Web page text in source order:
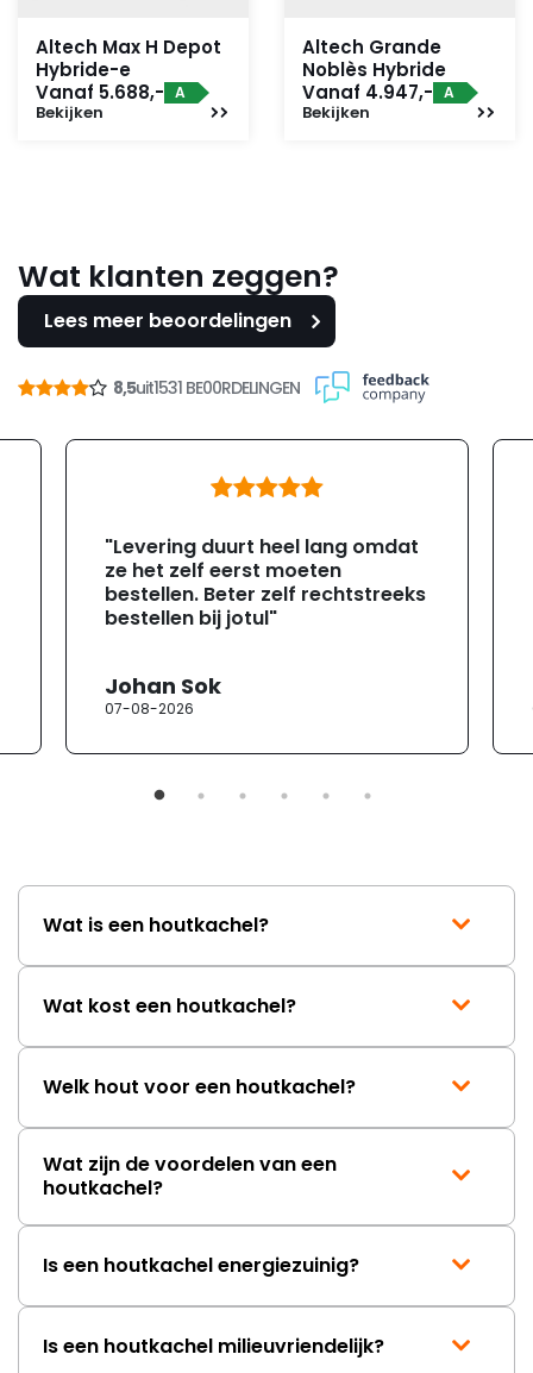
Altech Max H Depot
Hybride-e
Vanaf 5.688,- A
Bekijken
Altech Grande
Noblès Hybride
Vanaf 4.947,- A
Bekijken
Wat klanten zeggen?
Lees meer beoordelingen
8,5uit1531 BE00RDELINGEN
"Levering duurt heel lang omdat
ze het zelf eerst moeten
bestellen. Beter zelf rechtstreeks
bestellen bij jotul"
Johan Sok
07-08-2026
Wat is een houtkachel?
Wat kost een houtkachel?
Welk hout voor een houtkachel?
Wat zijn de voordelen van een
houtkachel?
Is een houtkachel energiezuinig?
Is een houtkachel milieuvriendelijk?